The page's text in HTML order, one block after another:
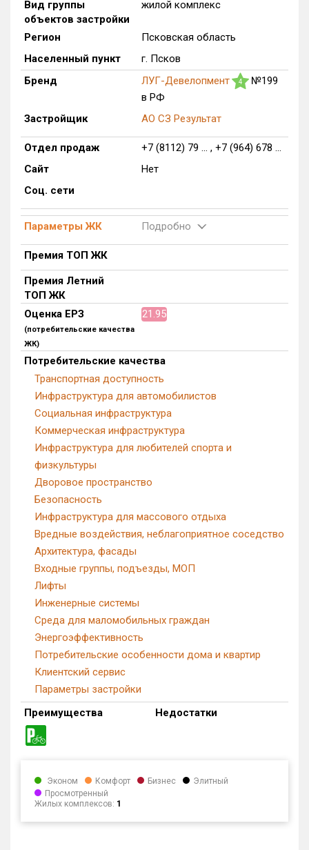
Оценка ЕРЗ ЖК
от до
с продажами
Найдено:
Многоквартирных домов
Блокированных домов
0 из 2
Домов с апартаментами
Поселков таунхаусов
Блокированных домов
0 из 1
Квартир, апартаментов,
блоков в БД
Вид группы
объектов застройки
жилой комплекс
Регион
Псковская область
Населенный пункт
г. Псков
Бренд
ЛУГ-Девелопмент 4
№199
в РФ
Застройщик
АО СЗ Результат
Отдел продаж
+7 (8112) 79 ... , +7 (964) 678 ...
Сайт
Нет
Соц. сети
Параметры ЖК Подробно
Премия ТОП ЖК
Премия Летний
ТОП ЖК
Оценка ЕРЗ
(потребительские качества
ЖК)
21.95
Потребительские качества
Транспортная доступность
Инфраструктура для автомобилистов
Социальная инфраструктура
Коммерческая инфраструктура
Инфраструктура для любителей спорта и
физкультуры
Дворовое пространство
Безопасность
Инфраструктура для массового отдыха
Вредные воздействия, неблагоприятное соседство
Архитектура, фасады
Входные группы, подъезды, МОП
Лифты
Инженерные системы
Среда для маломобильных граждан
Энергоэффективность
Потребительские особенности дома и квартир
Клиентский сервис
Параметры застройки
Преимущества
Недостатки
Эконом Комфорт Бизнес
Элитный
Просмотренный
Жилых комплексов: 1